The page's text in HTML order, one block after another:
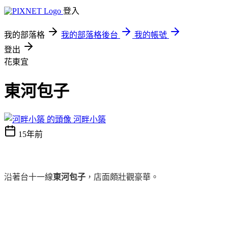
登入
我的部落格 我的部落格後台
我的帳號
登出
花東宜
東河包子
河畔小築
15年前
沿著台十一線東河包子 ，店面頗壯觀豪華。